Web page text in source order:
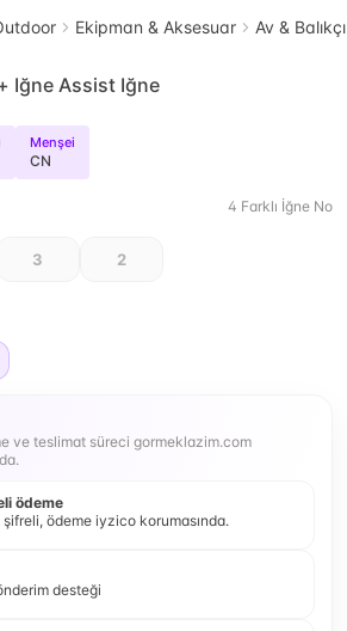
Ekipman & Aksesuar Av &
Iğne Assist Iğne
Menşei
CN
4 Farklı İğne No
3 2
ve teslimat süreci gormeklazim.com
ödeme
ödeme iyzico korumasında.
desteği